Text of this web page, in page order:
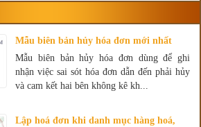
Mẫu biên bản hủy hóa đơn mới nhất
Mẫu biên bản hủy hóa đơn dùng để ghi
nhận việc sai sót hóa đơn dẫn đến phải hủy
và cam kết hai bên không kê kh...
Lập hoá đơn khi danh mục hàng hoá,